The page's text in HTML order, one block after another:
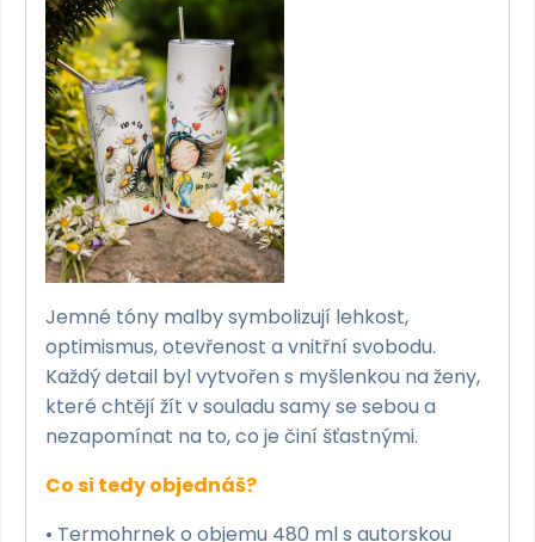
Jemné tóny malby symbolizují lehkost,
optimismus, otevřenost a vnitřní svobodu.
Každý detail byl vytvořen s myšlenkou na ženy,
které chtějí žít v souladu samy se sebou a
nezapomínat na to, co je činí šťastnými.
Co si tedy objednáš?
• Termohrnek o objemu 480 ml s autorskou